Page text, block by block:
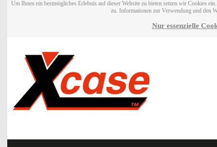
Um Ihnen ein bestmögliches Erlebnis auf dieser Website zu bieten setzen wir Cookies
zu. Informationen zur Verwendung und den
Nur essenzielle